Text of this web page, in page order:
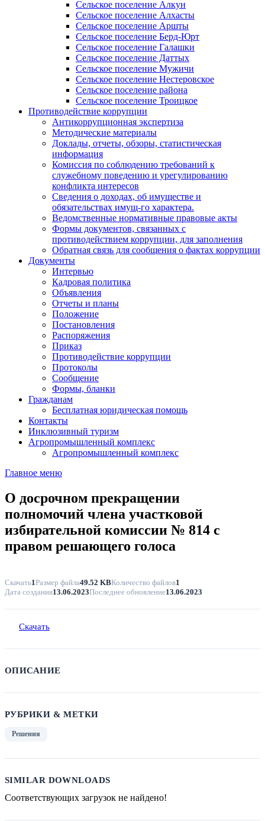
Сельское поселение Алкун
Сельское поселение Алхасты
Сельское поселение Аршты
Сельское поселение Берд-Юрт
Сельское поселение Галашки
Сельское поселение Даттых
Сельское поселение Мужичи
Сельское поселение Нестеровское
Сельское поселение района
Сельское поселение Троицкое
Противодействие коррупции
Антикоррупционная экспертиза
Методические материалы
Доклады, отчеты, обзоры, статистическая
информация
Комиссия по соблюдению требований к
служебному поведению и урегулированию
конфликта интересов
Сведения о доходах, об имуществе и
обязательствах имущ-го характера.
Ведомственные нормативные правовые акты
Формы документов, связанных с
противодействием коррупции, для заполнения
Обратная связь для сообщения о фактах коррупции
Документы
Интервью
Кадровая политика
Объявления
Отчеты и планы
Положение
Постановления
Распоряжения
Приказ
Противодействие коррупции
Протоколы
Сообщение
Формы, бланки
Гражданам
Бесплатная юридическая помощь
Контакты
Инклюзивный туризм
Агропромышленный комплекс
Агропромышленный комплекс
Главное меню
О досрочном прекращении
полномочий члена участковой
избирательной комиссии № 814 с
правом решающего голоса
Скачать1Размер файла49.52 KBКоличество файлов1
Дата создания13.06.2023Последнее обновление13.06.2023
Скачать
ОПИСАНИЕ
РУБРИКИ & МЕТКИ
Решения
SIMILAR DOWNLOADS
Соответствующих загрузок не найдено!